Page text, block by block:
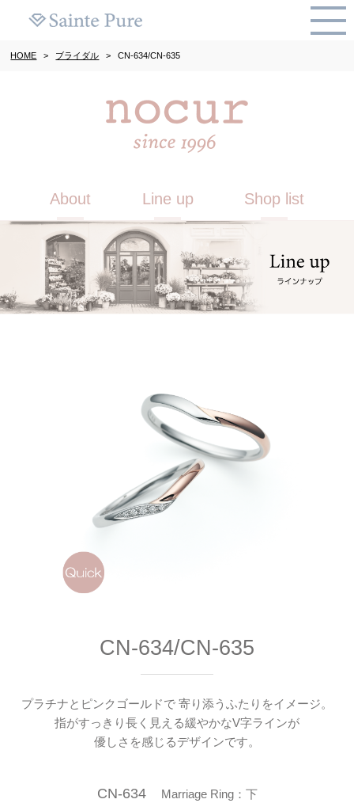
HOME > ブライダル >CN-634/CN-635
About Line up Shop list
CN-634/CN-635
プラチナとピンクゴールドで 寄り添うふたりをイメージ。
指がすっきり長く見える緩やかなV字ラインが
優しさを感じるデザインです。
CN-634Marriage Ring：下